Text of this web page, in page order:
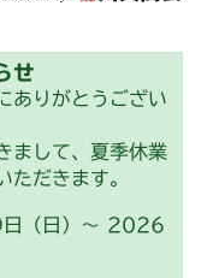
ー
ー
ー
せ
ありがとうござい
まして、夏季休業
ただきます。
（日）～ 2026